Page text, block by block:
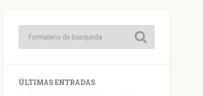
ÚLTIMAS ENTRADAS